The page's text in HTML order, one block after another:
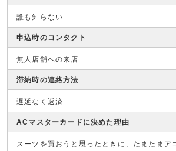
誰も知らない
申込時のコンタクト
無人店舗への来店
滞納時の連絡方法
遅延なく返済
ACマスターカードに決めた理由
スーツを買おうと思ったときに、たまたまア